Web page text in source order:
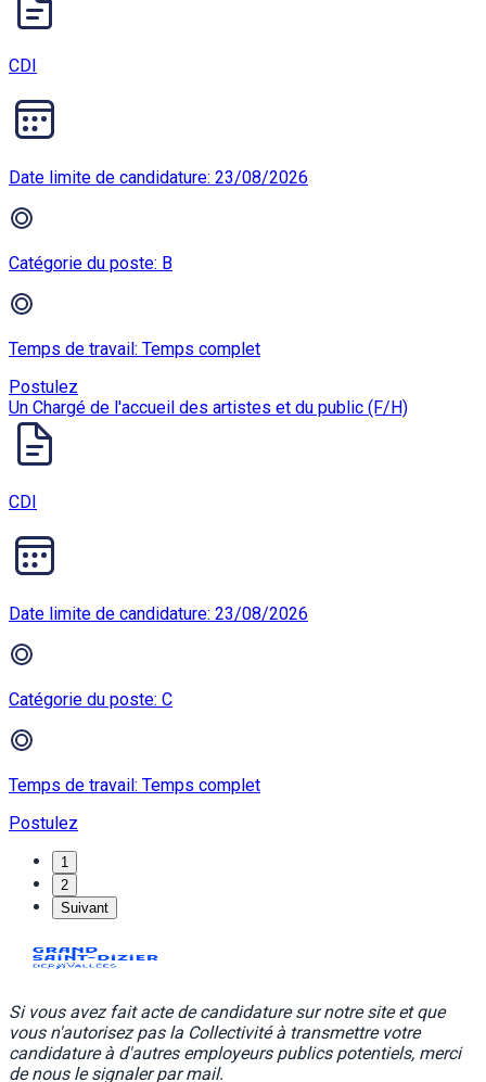
CDI
Date limite de candidature: 23/08/2026
Catégorie du poste: B
Temps de travail: Temps complet
Postulez
Un Chargé de l'accueil des artistes et du public (F/H)
CDI
Date limite de candidature: 23/08/2026
Catégorie du poste: C
Temps de travail: Temps complet
Postulez
1
2
Suivant
Si vous avez fait acte de candidature sur notre site et que
vous n'autorisez pas la Collectivité à transmettre votre
candidature à d'autres employeurs publics potentiels, merci
de nous le signaler par mail.